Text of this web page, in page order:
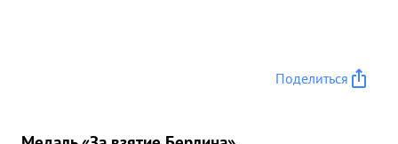
уничтожено более 1 ООО солдат и офицеров
Поделиться